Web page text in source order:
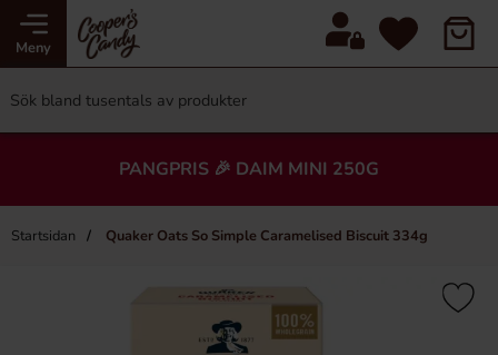
Meny
PANGPRIS 🎉 DAIM MINI 250G
Startsidan Quaker Oats So Simple Caramelised Biscuit 334g